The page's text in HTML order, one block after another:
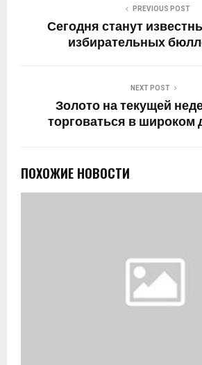
PREVIOUS POST
Сегодня станут
избирательных
NEXT POST
Золото на текущей
торговаться в широком
ПОХОЖИЕ НОВОСТИ